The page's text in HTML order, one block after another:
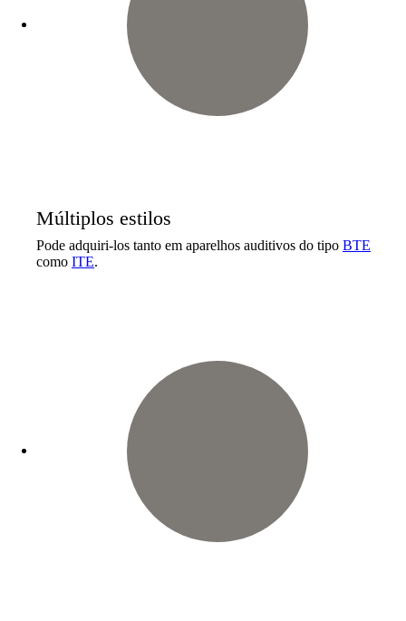
Múltiplos estilos
Pode adquiri-los tanto em aparelhos auditivos do tipo BTE
como ITE.